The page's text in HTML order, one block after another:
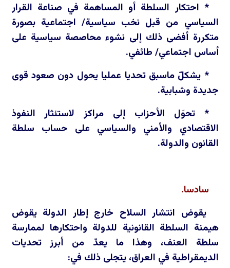
* احتكار السلطة أو المساهمة في صناعة القرار
السياسي من قبل نخب سياسية/ اجتماعية بصورة
متكررة أفضى ذلك إلى نشوء محاصصة سياسية على
أساس اجتماعي/ طائفي.
* يشكلّ ماسبق تحديا عمليا يحول دون صعود قوى
جديدة وشبابية.
* تحوّل الأحزاب إلى مراكز لاستئثار النفوذ
الاقتصادي والأمني والسياسي على حساب سلطة
القانون والدولة.
سادسا.
يقوض انتشار السلاح خارج إطار الدولة يقوض
هيمنة السلطة القانونية للدولة واحتكارها لممارسة
سلطة العنف، وهذا ما يعدّ من أبرز تحديات
الديمقراطية في العراق، يتجلى ذلك في: